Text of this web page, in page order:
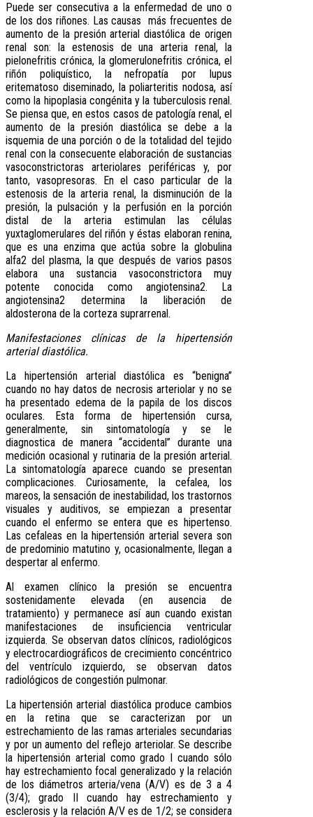
Puede ser consecutiva a la enfermedad de uno o
de los dos riñones. Las causas más frecuentes de
aumento de la presión arterial diastólica de origen
renal son: la estenosis de una arteria renal, la
pielonefritis crónica, la glomerulonefritis crónica, el
riñón poliquístico, la nefropatía por lupus
eritematoso diseminado, la poliarteritis nodosa, así
como la hipoplasia congénita y la tuberculosis renal.
Se piensa que, en estos casos de patología renal, el
aumento de la presión diastólica se debe a la
isquemia de una porción o de la totalidad del tejido
renal con la consecuente elaboración de sustancias
vasoconstrictoras arteriolares periféricas y, por
tanto, vasopresoras. En el caso particular de la
estenosis de la arteria renal, la disminución de la
presión, la pulsación y la perfusión en la porción
distal de la arteria estimulan las células
yuxtaglomerulares del riñón y éstas elaboran renina,
que es una enzima que actúa sobre la globulina
alfa2 del plasma, la que después de varios pasos
elabora una sustancia vasoconstrictora muy
potente conocida como angiotensina2. La
angiotensina2 determina la liberación de
aldosterona de la corteza suprarrenal.
Manifestaciones clínicas de la hipertensión
arterial diastólica.
La hipertensión arterial diastólica es “benigna”
cuando no hay datos de necrosis arteriolar y no se
ha presentado edema de la papila de los discos
oculares. Esta forma de hipertensión cursa,
generalmente, sin sintomatología y se le
diagnostica de manera “accidental” durante una
medición ocasional y rutinaria de la presión arterial.
La sintomatología aparece cuando se presentan
complicaciones. Curiosamente, la cefalea, los
mareos, la sensación de inestabilidad, los trastornos
visuales y auditivos, se empiezan a presentar
cuando el enfermo se entera que es hipertenso.
Las cefaleas en la hipertensión arterial severa son
de predominio matutino y, ocasionalmente, llegan a
despertar al enfermo.
Al examen clínico la presión se encuentra
sostenidamente elevada (en ausencia de
tratamiento) y permanece así aun cuando existan
manifestaciones de insuficiencia ventricular
izquierda. Se observan datos clínicos, radiológicos
y electrocardiográficos de crecimiento concéntrico
del ventrículo izquierdo, se observan datos
radiológicos de congestión pulmonar.
La hipertensión arterial diastólica produce cambios
en la retina que se caracterizan por un
estrechamiento de las ramas arteriales secundarias
y por un aumento del reflejo arteriolar. Se describe
la hipertensión arterial como grado I cuando sólo
hay estrechamiento focal generalizado y la relación
de los diámetros arteria/vena (A/V) es de 3 a 4
(3/4); grado II cuando hay estrechamiento y
esclerosis y la relación A/V es de 1/2; se considera